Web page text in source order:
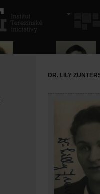
DR. LILY